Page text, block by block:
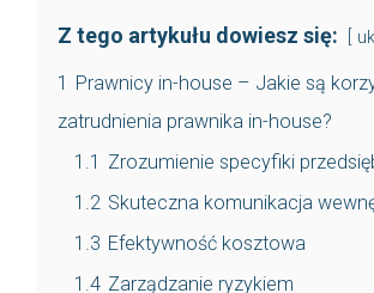
Z tego artykułu dowiesz się:
1 Prawnicy in-house – Jakie są
zatrudnienia prawnika in-house?
1.1 Zrozumienie specyfiki
1.2 Skuteczna komunikacja
1.3 Efektywność kosztowa
1.4 Zarządzanie ryzykiem